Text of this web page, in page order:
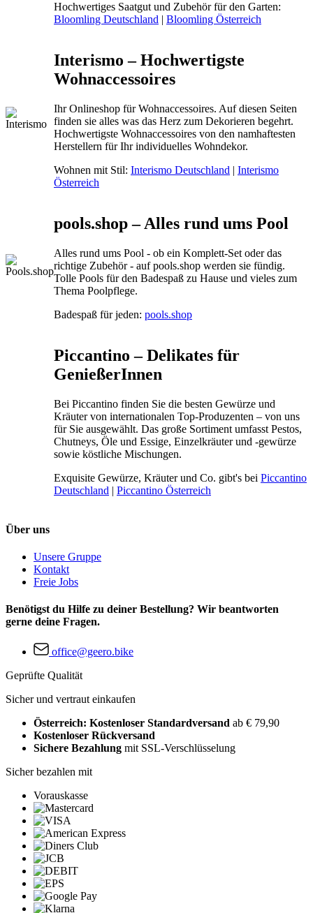
Hochwertiges Saatgut und Zubehör für den Garten:
Bloomling Deutschland | Bloomling Österreich
Interismo – Hochwertigste
Wohnaccessoires
Ihr Onlineshop für Wohnaccessoires. Auf diesen Seiten
finden sie alles was das Herz zum Dekorieren begehrt.
Hochwertigste Wohnaccessoires von den namhaftesten
Herstellern für Ihr individuelles Wohndekor.
Wohnen mit Stil: Interismo Deutschland | Interismo
Österreich
pools.shop – Alles rund ums Pool
Alles rund ums Pool - ob ein Komplett-Set oder das
richtige Zubehör - auf pools.shop werden sie fündig.
Tolle Pools für den Badespaß zu Hause und vieles zum
Thema Poolpflege.
Badespaß für jeden: pools.shop
Piccantino – Delikates für
GenießerInnen
Bei Piccantino finden Sie die besten Gewürze und
Kräuter von internationalen Top-Produzenten – von uns
für Sie ausgewählt. Das große Sortiment umfasst Pestos,
Chutneys, Öle und Essige, Einzelkräuter und -gewürze
sowie köstliche Mischungen.
Exquisite Gewürze, Kräuter und Co. gibt's bei Piccantino
Deutschland | Piccantino Österreich
Über uns
Unsere Gruppe
Kontakt
Freie Jobs
Benötigst du Hilfe zu deiner Bestellung? Wir beantworten
gerne deine Fragen.
office@geero.bike
Geprüfte Qualität
Sicher und vertraut einkaufen
Österreich: Kostenloser Standardversand ab € 79,90
Kostenloser Rückversand
Sichere Bezahlung mit SSL-Verschlüsselung
Sicher bezahlen mit
Vorauskasse